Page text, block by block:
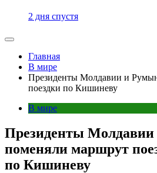
2 дня спустя
Главная
В мире
Президенты Молдавии и
поездки по Кишиневу
В мире
Президенты
поменяли маршрут
по Кишиневу